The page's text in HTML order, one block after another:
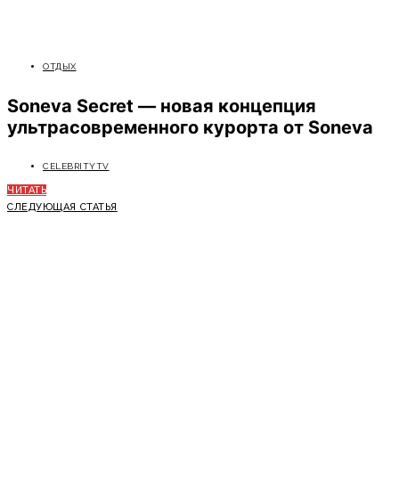
ОТДЫХ
Soneva Secret — новая концепция
ультрасовременного курорта от Soneva
CELEBRITYTV
ЧИТАТЬ
СЛЕДУЮЩАЯ СТАТЬЯ